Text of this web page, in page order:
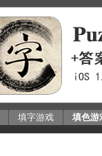
填字游戏 填色游